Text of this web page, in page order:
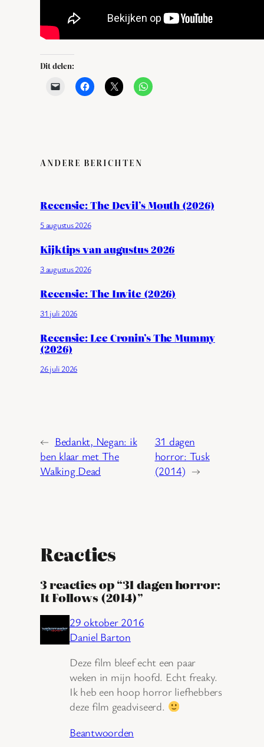
Dit delen:
ANDERE BERICHTEN
Recensie: The Devil’s Mouth (2026)
5 augustus 2026
Kijktips van augustus 2026
3 augustus 2026
Recensie: The Invite (2026)
31 juli 2026
Recensie: Lee Cronin’s The Mummy
(2026)
26 juli 2026
← Bedankt, Negan: ik
ben klaar met The
Walking Dead
31 dagen
horror: Tusk
(2014) →
Reacties
3 reacties op “31 dagen horror:
It Follows (2014)”
29 oktober 2016
Daniel Barton
Deze film bleef echt een paar
weken in mijn hoofd. Echt freaky.
Ik heb een hoop horror liefhebbers
deze film geadviseerd.
Beantwoorden